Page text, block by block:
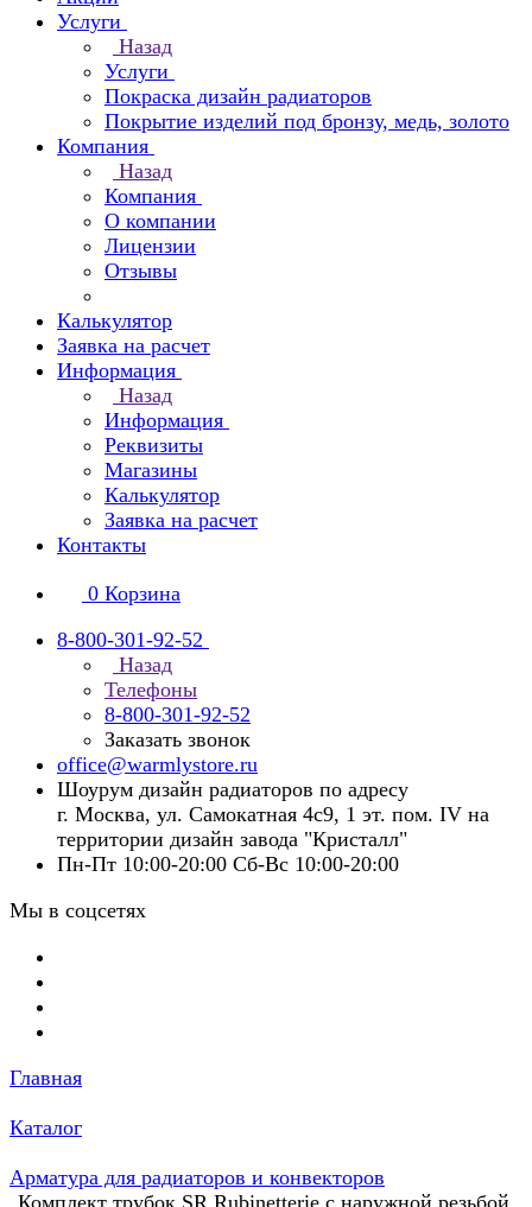
Услуги
Назад
Услуги
Покраска дизайн радиаторов
Покрытие изделий под бронзу, медь, золото
Компания
Назад
Компания
О компании
Лицензии
Отзывы
Калькулятор
Заявка на расчет
Информация
Назад
Информация
Реквизиты
Магазины
Калькулятор
Заявка на расчет
Контакты
0 Корзина
8-800-301-92-52
Назад
Телефоны
8-800-301-92-52
Заказать звонок
office@warmlystore.ru
Шоурум дизайн радиаторов по адресу
г. Москва, ул. Самокатная 4с9, 1 эт. пом. IV на
территории дизайн завода "Кристалл"
Пн-Пт 10:00-20:00 Сб-Вс 10:00-20:00
Мы в соцсетях
Главная
Каталог
Арматура для радиаторов и конвекторов
Комплект трубок SR Rubinetterie с наружной резьбой